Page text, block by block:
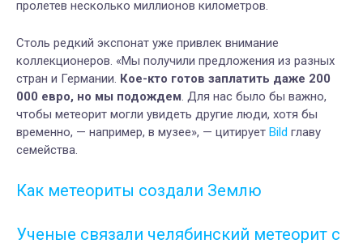
пролетев несколько миллионов километров.
Столь редкий экспонат уже привлек внимание
коллекционеров. «Мы получили предложения из разных
стран и Германии. Кое-кто готов заплатить даже 200
000 евро, но мы подождем. Для нас было бы важно,
чтобы метеорит могли увидеть другие люди, хотя бы
временно, — например, в музее», — цитирует Bild главу
семейства.
Как метеориты создали Землю
Ученые связали челябинский метеорит с